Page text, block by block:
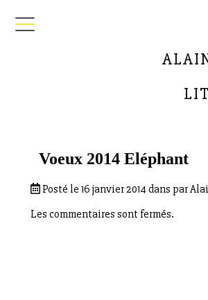
Voeux 2014 Eléphant
Posté le 16 janvier 2014 dans par
Les commentaires sont fermés.